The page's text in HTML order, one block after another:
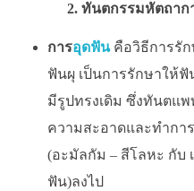
2. ทันตกรรมหัตถาก
การอุดฟัน คือวิธีการรั
ฟันผุ เป็นการรักษาให้
มีรูปทรงเดิม ซึ่งทันตแ
ความสะอาดและทำกา
(อะมัลกัม – สีโลหะ กับ
ฟัน)ลงไป